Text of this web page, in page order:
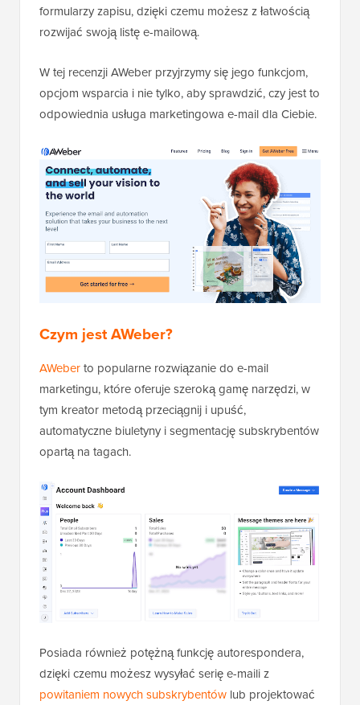
formularzy zapisu, dzięki czemu możesz z łatwością
rozwijać swoją listę e-mailową.
W tej recenzji AWeber przyjrzymy się jego funkcjom,
opcjom wsparcia i nie tylko, aby sprawdzić, czy jest to
odpowiednia usługa marketingowa e-mail dla Ciebie.
Czym jest AWeber?
AWeberto popularne rozwiązanie do e-mail
marketingu, które oferuje szeroką gamę narzędzi, w
tym kreator metodą przeciągnij i upuść,
automatyczne biuletyny i segmentację subskrybentów
opartą na tagach.
Posiada również potężną funkcję autorespondera,
dzięki czemu możesz wysyłać serię e-maili z
powitaniem nowych subskrybentów lub projektować